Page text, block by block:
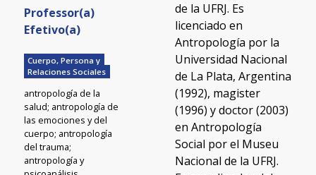
Professor(a)
Efetivo(a)
Cuerpo, Persona y
Relaciones Sociales
antropología de la
salud; antropología de
las emociones y del
cuerpo; antropología
del trauma;
antropología y
de la UFRJ. Es
licenciado en
Antropología por la
Universidad Nacional
de La Plata, Argentina
(1992), magister
(1996) y doctor (2003)
en Antropología
Social por el Museu
Nacional de la UFRJ.